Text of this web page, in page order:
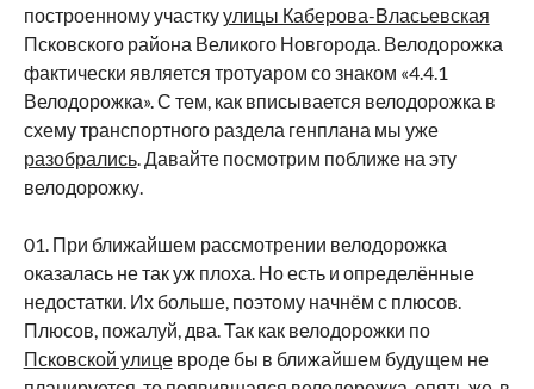
построенному участкуулицы Каберова-Власьевская
Псковского района Великого Новгорода. Велодорожка
фактически является тротуаром со знаком «4.4.1
Велодорожка». С тем, как вписывается велодорожка в
схему транспортного раздела генплана мы уже
разобрались. Давайте посмотрим поближе на эту
велодорожку.
01. При ближайшем рассмотрении велодорожка
оказалась не так уж плоха. Но есть и определённые
недостатки. Их больше, поэтому начнём с плюсов.
Плюсов, пожалуй, два. Так как велодорожки по
Псковской улицевроде бы в ближайшем будущем не